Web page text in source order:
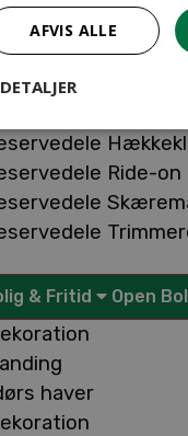
Ride-on
& Fritid
Open
haver
AFVIS ALLE